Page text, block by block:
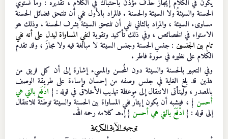
يكون في الكلام إيجاز حذف مؤذن باحتباك في الكلام ، تقديره : وما تسْتوي
الحسنة والسيئةُ ولا السيئة والحسنة . فالمراد بالأول نفي أن تلتحق فضائل الحسنة
مساوىء السيئة ، والمراد بالثاني نفي أن تلتحق السيئة بشرف الحسنة . وذلك هو
الاستواء في الخصائص ، وفي ذلك تأكيد وتقويةلنفي المساواة ليدل على أنه نفي
تام بين الجنسين : جنسِ الحسنة وجنس السيئة لا مبالغة فيه ولا مجازَ ، وقد تقدم
الكلام على نظيره في سورة فاطر .
وفي التعبير بالحسنة والسيئة دون المُحسن والمسيء إشارة إلى أن كل فريق من
هذين قد بلغ الغاية في جنس وصفه من إحسان وإساءة على طريقة الوصف
بالمصدر ، وليتأتى الانتقال إلى موعظة تهذيب الأخلاق في قوله : { ادْفَع بالتي هي
أحسن } ، فيشبه أن يكون إيثارُ نفي المساواة بين الحسنة والسيئة توطئةً للانتقال
إلى قوله : { ادْفَعَ بالتي هي أحسن } إ.هـ كلامه رحمه الله.
توجيه الآية الكريمة